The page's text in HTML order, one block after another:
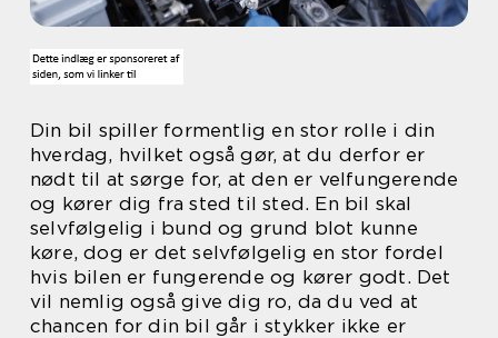
Din bil spiller formentlig en stor rolle i din
hverdag, hvilket også gør, at du derfor er
nødt til at sørge for, at den er velfungerende
og kører dig fra sted til sted. En bil skal
selvfølgelig i bund og grund blot kunne
køre, dog er det selvfølgelig en stor fordel
hvis bilen er fungerende og kører godt. Det
vil nemlig også give dig ro, da du ved at
chancen for din bil går i stykker ikke er